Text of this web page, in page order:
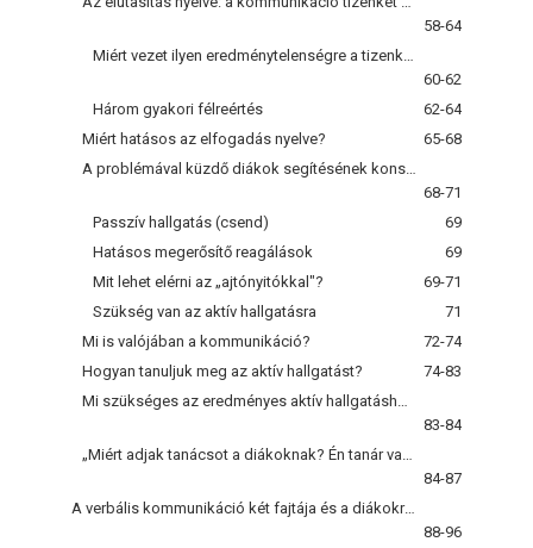
58-64
60-62
Három gyakori félreértés
62-64
Miért hatásos az elfogadás nyelve?
65-68
68-71
Passzív hallgatás (csend)
69
Hatásos megerősítő reagálások
69
Mit lehet elérni az „ajtónyitókkal"?
69-71
Szükség van az aktív hallgatásra
71
Mi is valójában a kommunikáció?
72-74
Hogyan tanuljuk meg az aktív hallgatást?
74-83
83-84
84-87
A verbális kommunikáció két fajtája és a diákokra gyakorolot hatásuk: lajstrom
88-96